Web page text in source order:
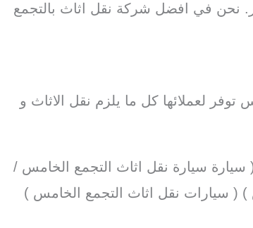
نحن في افضل شركة نقل اثاث بالتجمع
توفر لعملائها كل ما يلزم نقل الاثاث و
سيارة نقل اثاث التجمع الخامس /
( سيارات نقل اثاث التجمع الخامس )